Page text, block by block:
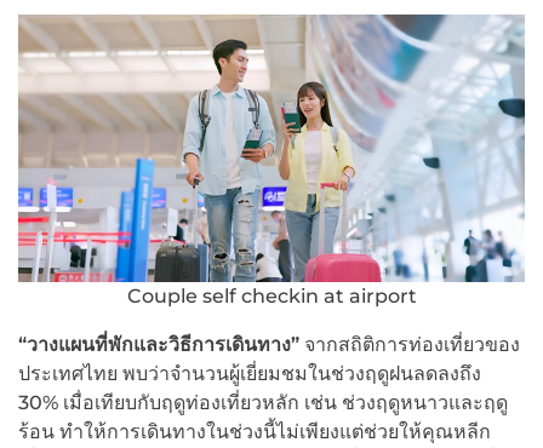
Couple self checkin at airport
“วางแผนที่พักและวิธีการเดินทาง” จากสถิติการท่องเที่ยวของ
ประเทศไทย พบว่าจำนวนผู้เยี่ยมชมในช่วงฤดูฝนลดลงถึง
30% เมื่อเทียบกับฤดูท่องเที่ยวหลัก เช่น ช่วงฤดูหนาวและฤดู
ร้อน ทำให้การเดินทางในช่วงนี้ไม่เพียงแต่ช่วยให้คุณหลีก